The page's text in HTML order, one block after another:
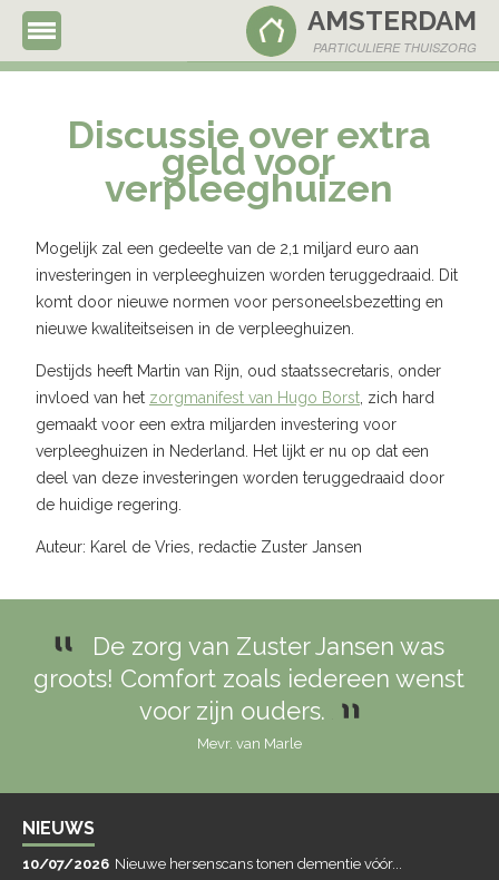
AMSTERDAM
PARTICULIERE THUISZORG
020 - 63 66 837
Discussie over extra
geld voor
verpleeghuizen
Mogelijk zal een gedeelte van de 2,1 miljard euro aan
investeringen in verpleeghuizen worden teruggedraaid. Dit
komt door nieuwe normen voor personeelsbezetting en
nieuwe kwaliteitseisen in de verpleeghuizen.
Destijds heeft Martin van Rijn, oud staatssecretaris, onder
invloed van het zorgmanifest van Hugo Borst , zich hard
gemaakt voor een extra miljarden investering voor
verpleeghuizen in Nederland. Het lijkt er nu op dat een
deel van deze investeringen worden teruggedraaid door
de huidige regering.
Auteur: Karel de Vries, redactie Zuster Jansen
De zorg van Zuster Jansen was
groots! Comfort zoals iedereen wenst
voor zijn ouders.
Mevr. van Marle
NIEUWS
10/07/2026 Nieuwe hersenscans tonen dementie vóór...